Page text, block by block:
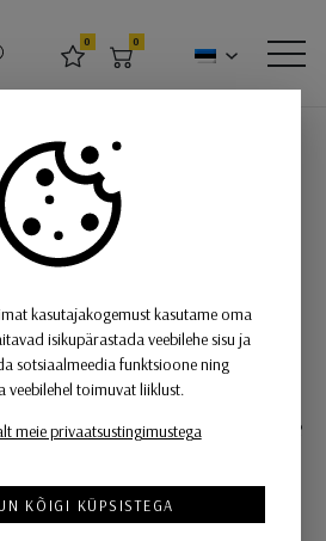
Light
LEMMIKUD
0
OSTUKORV
0
abimees valgustite
Intra
koostada
Line, Gyon LinejaSword Line
alla laadida tooteleht, paigaldusjuhend
kasutajakogemust kasutame oma
isikupärastada veebilehe sisu ja
sotsiaalmeedia funktsioone ning
veebilehel toimuvat liiklust.
meie privaatsustingimustega
KÕIGI KÜPSISTEGA